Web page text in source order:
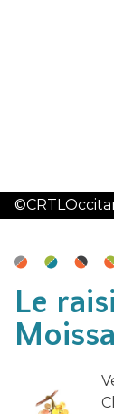
Le